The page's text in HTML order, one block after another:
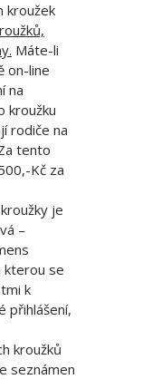
kroužek
Máte-li
on-line
na
kroužku
rodiče na
tento
Kč za
je
–
kterou se
k
přihlášení,
kroužků
seznámen